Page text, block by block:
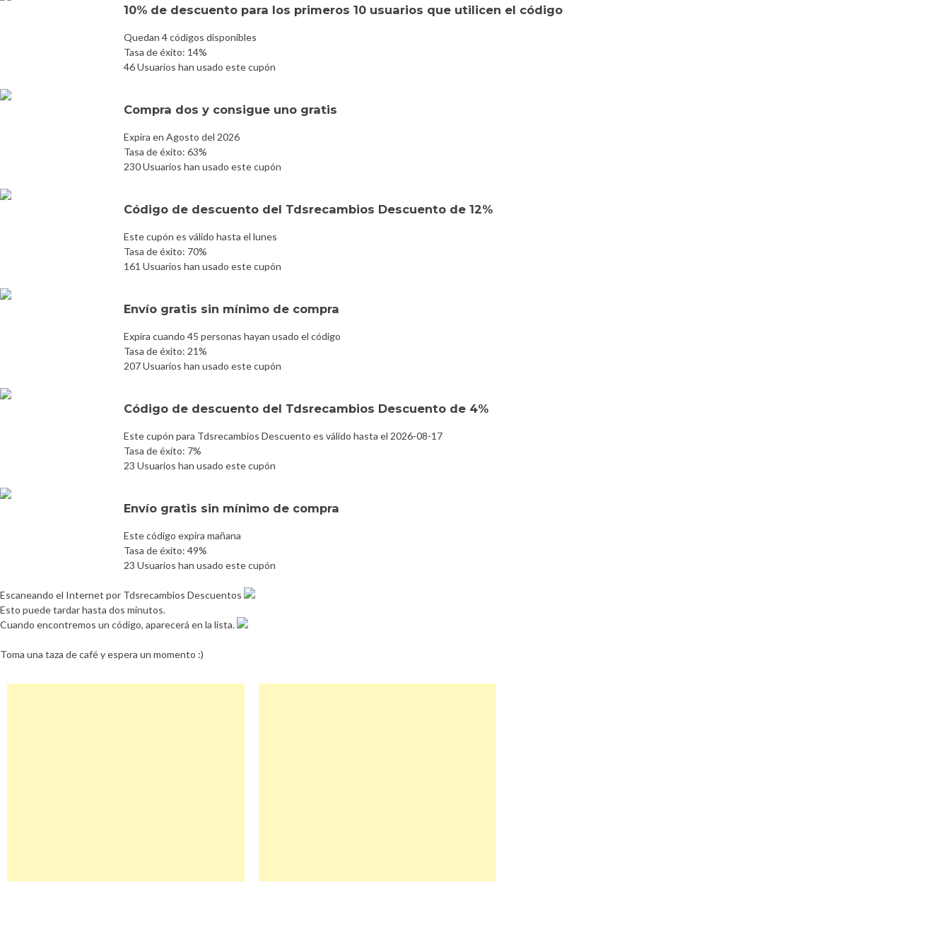
10% de descuento para los primeros 10 usuarios que utilicen el código
Quedan 4 códigos disponibles
Tasa de éxito: 14%
46 Usuarios han usado este cupón
Compra dos y consigue uno gratis
Expira en Agosto del 2026
Tasa de éxito: 63%
230 Usuarios han usado este cupón
Código de descuento del Tdsrecambios Descuento de 12%
Este cupón es válido hasta el lunes
Tasa de éxito: 70%
161 Usuarios han usado este cupón
Envío gratis sin mínimo de compra
Expira cuando 45 personas hayan usado el código
Tasa de éxito: 21%
207 Usuarios han usado este cupón
Código de descuento del Tdsrecambios Descuento de 4%
Este cupón para Tdsrecambios Descuento es válido hasta el 2026-08-17
Tasa de éxito: 7%
23 Usuarios han usado este cupón
Envío gratis sin mínimo de compra
Este código expira mañana
Tasa de éxito: 49%
23 Usuarios han usado este cupón
Escaneando el Internet por Tdsrecambios Descuentos
Esto puede tardar hasta dos minutos.
Cuando encontremos un código, aparecerá en la lista.
Toma una taza de café y espera un momento :)